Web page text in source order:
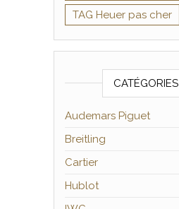
TAG Heuer pas cher
CATÉGORIES
Audemars Piguet
Breitling
Cartier
Hublot